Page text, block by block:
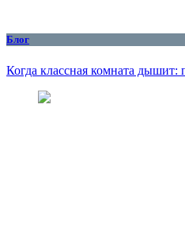
Блог
Когда классная комната дышит: